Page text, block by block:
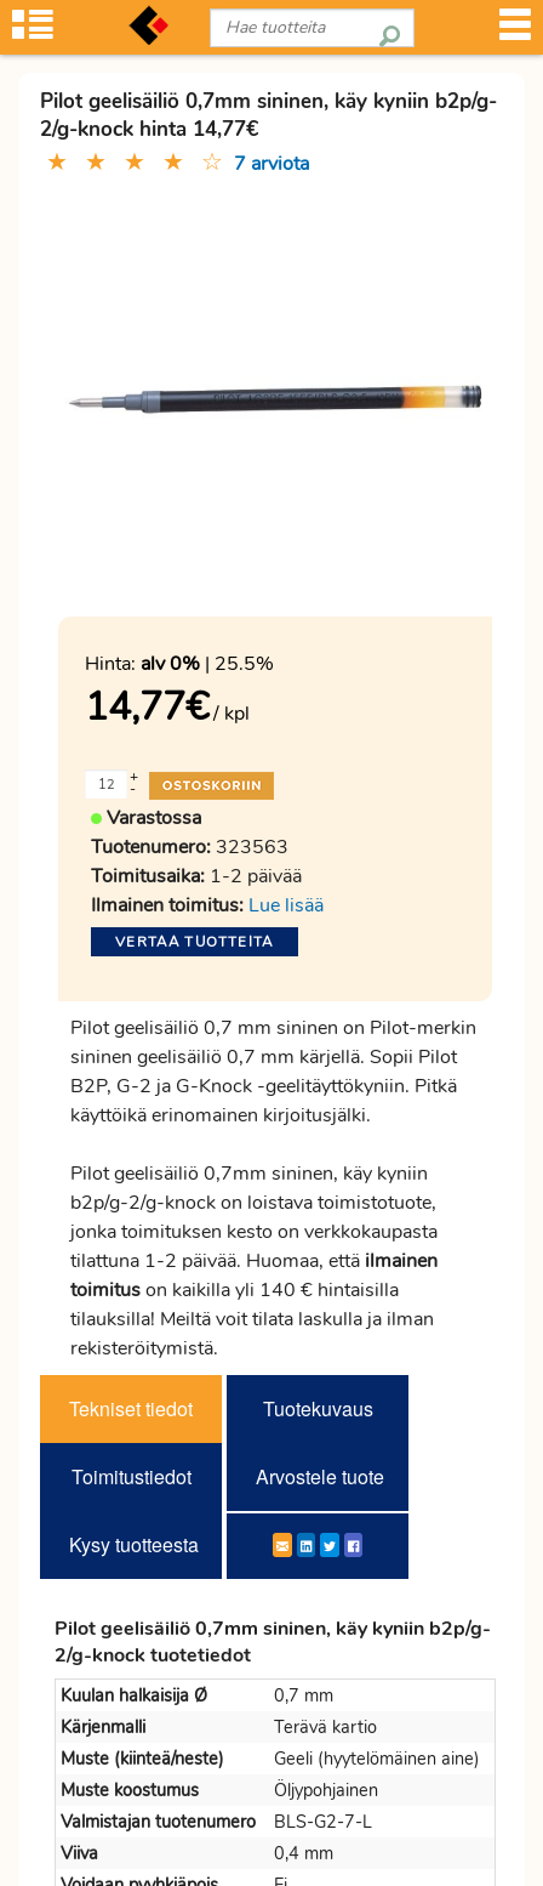
Pilot geelisäiliö 0,7mm sininen, käy kyniin b2p/g-
2/g-knock hinta 14,77€
★ ★ ★ ★ ☆ 7 arviota
Hinta: alv 0% | 25.5%
14,77€/ kpl
-
+
Varastossa
Tuotenumero: 323563
Toimitusaika: 1-2 päivää
Ilmainen toimitus: Lue lisää
VERTAA TUOTTEITA
Pilot geelisäiliö 0,7 mm sininen on Pilot-merkin
sininen geelisäiliö 0,7 mm kärjellä. Sopii Pilot
B2P, G-2 ja G-Knock -geelitäyttökyniin. Pitkä
käyttöikä erinomainen kirjoitusjälki.
Pilot geelisäiliö 0,7mm sininen, käy kyniin
b2p/g-2/g-knock on loistava toimistotuote,
jonka toimituksen kesto on verkkokaupasta
tilattuna 1-2 päivää. Huomaa, että ilmainen
toimituson kaikilla yli 140 € hintaisilla
tilauksilla! Meiltä voit tilata laskulla ja ilman
rekisteröitymistä.
Tekniset tiedot Tuotekuvaus
Toimitustiedot Arvostele tuote
Kysy tuotteesta
Pilot geelisäiliö 0,7mm sininen, käy kyniin b2p/g-
2/g-knock tuotetiedot
Kuulan halkaisija Ø
0,7 mm
Kärjenmalli
Terävä kartio
Muste (kiinteä/neste)
Geeli (hyytelömäinen aine)
Muste koostumus
Öljypohjainen
Valmistajan tuotenumero
BLS-G2-7-L
Viiva
0,4 mm